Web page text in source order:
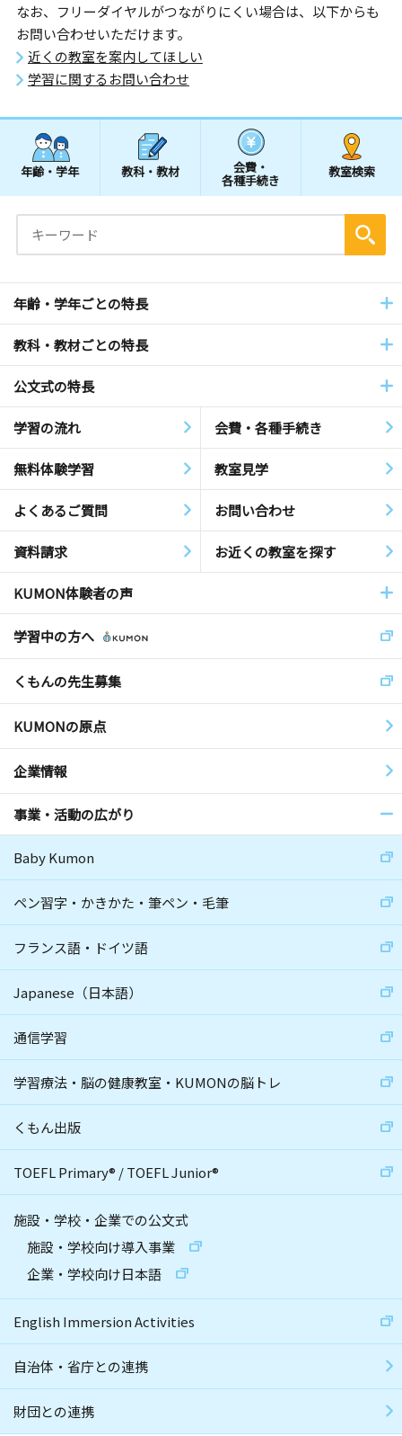
なお、フリーダイヤルがつながりにくい場合は、以下からも
お問い合わせいただけます。
近くの教室を案内してほしい
学習に関するお問い合わせ
年齢・学年 教科・教材 会費・
各種手続き
教室検索
年齢・学年ごとの特長
教科・教材ごとの特長
公文式の特長
学習の流れ 会費・各種手続き
無料体験学習 教室見学
よくあるご質問 お問い合わせ
資料請求 お近くの教室を探す
KUMON体験者の声
学習中の方へ
くもんの先生募集
KUMONの原点
企業情報
事業・活動の広がり
Baby Kumon
ペン習字・かきかた・筆ペン・毛筆
フランス語・ドイツ語
Japanese（日本語）
通信学習
学習療法・脳の健康教室・KUMONの脳トレ
くもん出版
TOEFL Primary® /TOEFL Junior®
施設・学校・企業での公文式
施設・学校向け導入事業
企業・学校向け日本語
English Immersion Activities
自治体・省庁との連携
財団との連携